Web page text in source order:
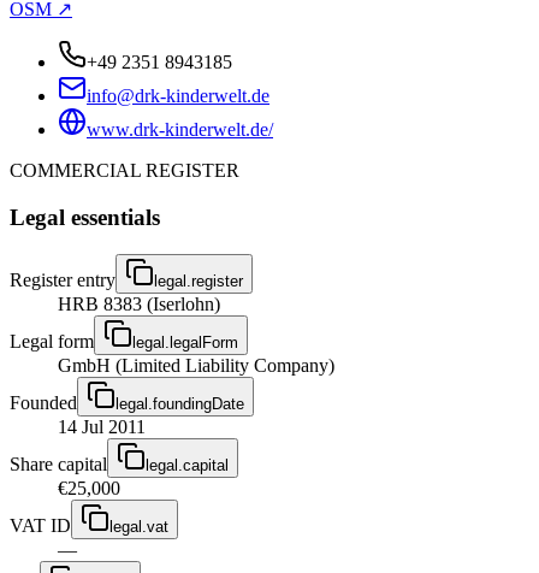
OSM ↗
+49 2351 8943185
info@drk-kinderwelt.de
www.drk-kinderwelt.de/
COMMERCIAL REGISTER
Legal essentials
Register entry legal.register
HRB 8383 (Iserlohn)
Legal form
legal.legalForm
GmbH (Limited Liability Company)
Founded
legal.foundingDate
14 Jul 2011
Share capital
legal.capital
€25,000
VAT ID
legal.vat
—